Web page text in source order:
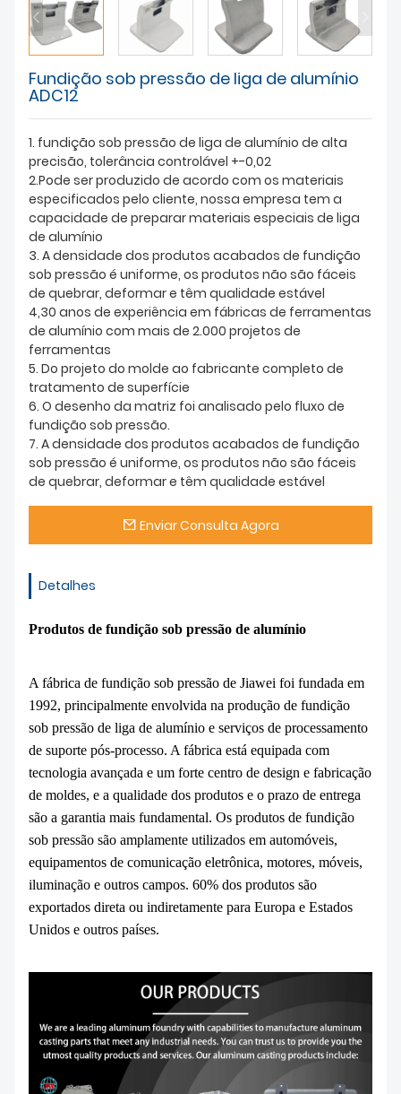
Fundição sob pressão de liga de alumínio
ADC12
1. fundição sob pressão de liga de alumínio de alta
precisão, tolerância controlável +-0,02
2.Pode ser produzido de acordo com os materiais
especificados pelo cliente, nossa empresa tem a
capacidade de preparar materiais especiais de liga
de alumínio
3. A densidade dos produtos acabados de fundição
sob pressão é uniforme, os produtos não são fáceis
de quebrar, deformar e têm qualidade estável
4,30 anos de experiência em fábricas de ferramentas
de alumínio com mais de 2.000 projetos de
ferramentas
5. Do projeto do molde ao fabricante completo de
tratamento de superfície
6. O desenho da matriz foi analisado pelo fluxo de
fundição sob pressão.
7. A densidade dos produtos acabados de fundição
sob pressão é uniforme, os produtos não são fáceis
de quebrar, deformar e têm qualidade estável
Enviar Consulta Agora
Detalhes
Produtos de fundição sob pressão de alumínio
A fábrica de fundição sob pressão de Jiawei foi fundada em
1992, principalmente envolvida na produção de fundição
sob pressão de liga de alumínio e serviços de processamento
de suporte pós-processo. A fábrica está equipada com
tecnologia avançada e um forte centro de design e fabricação
de moldes, e a qualidade dos produtos e o prazo de entrega
são a garantia mais fundamental. Os produtos de fundição
sob pressão são amplamente utilizados em automóveis,
equipamentos de comunicação eletrônica, motores, móveis,
iluminação e outros campos. 60% dos produtos são
exportados direta ou indiretamente para Europa e Estados
Unidos e outros países.